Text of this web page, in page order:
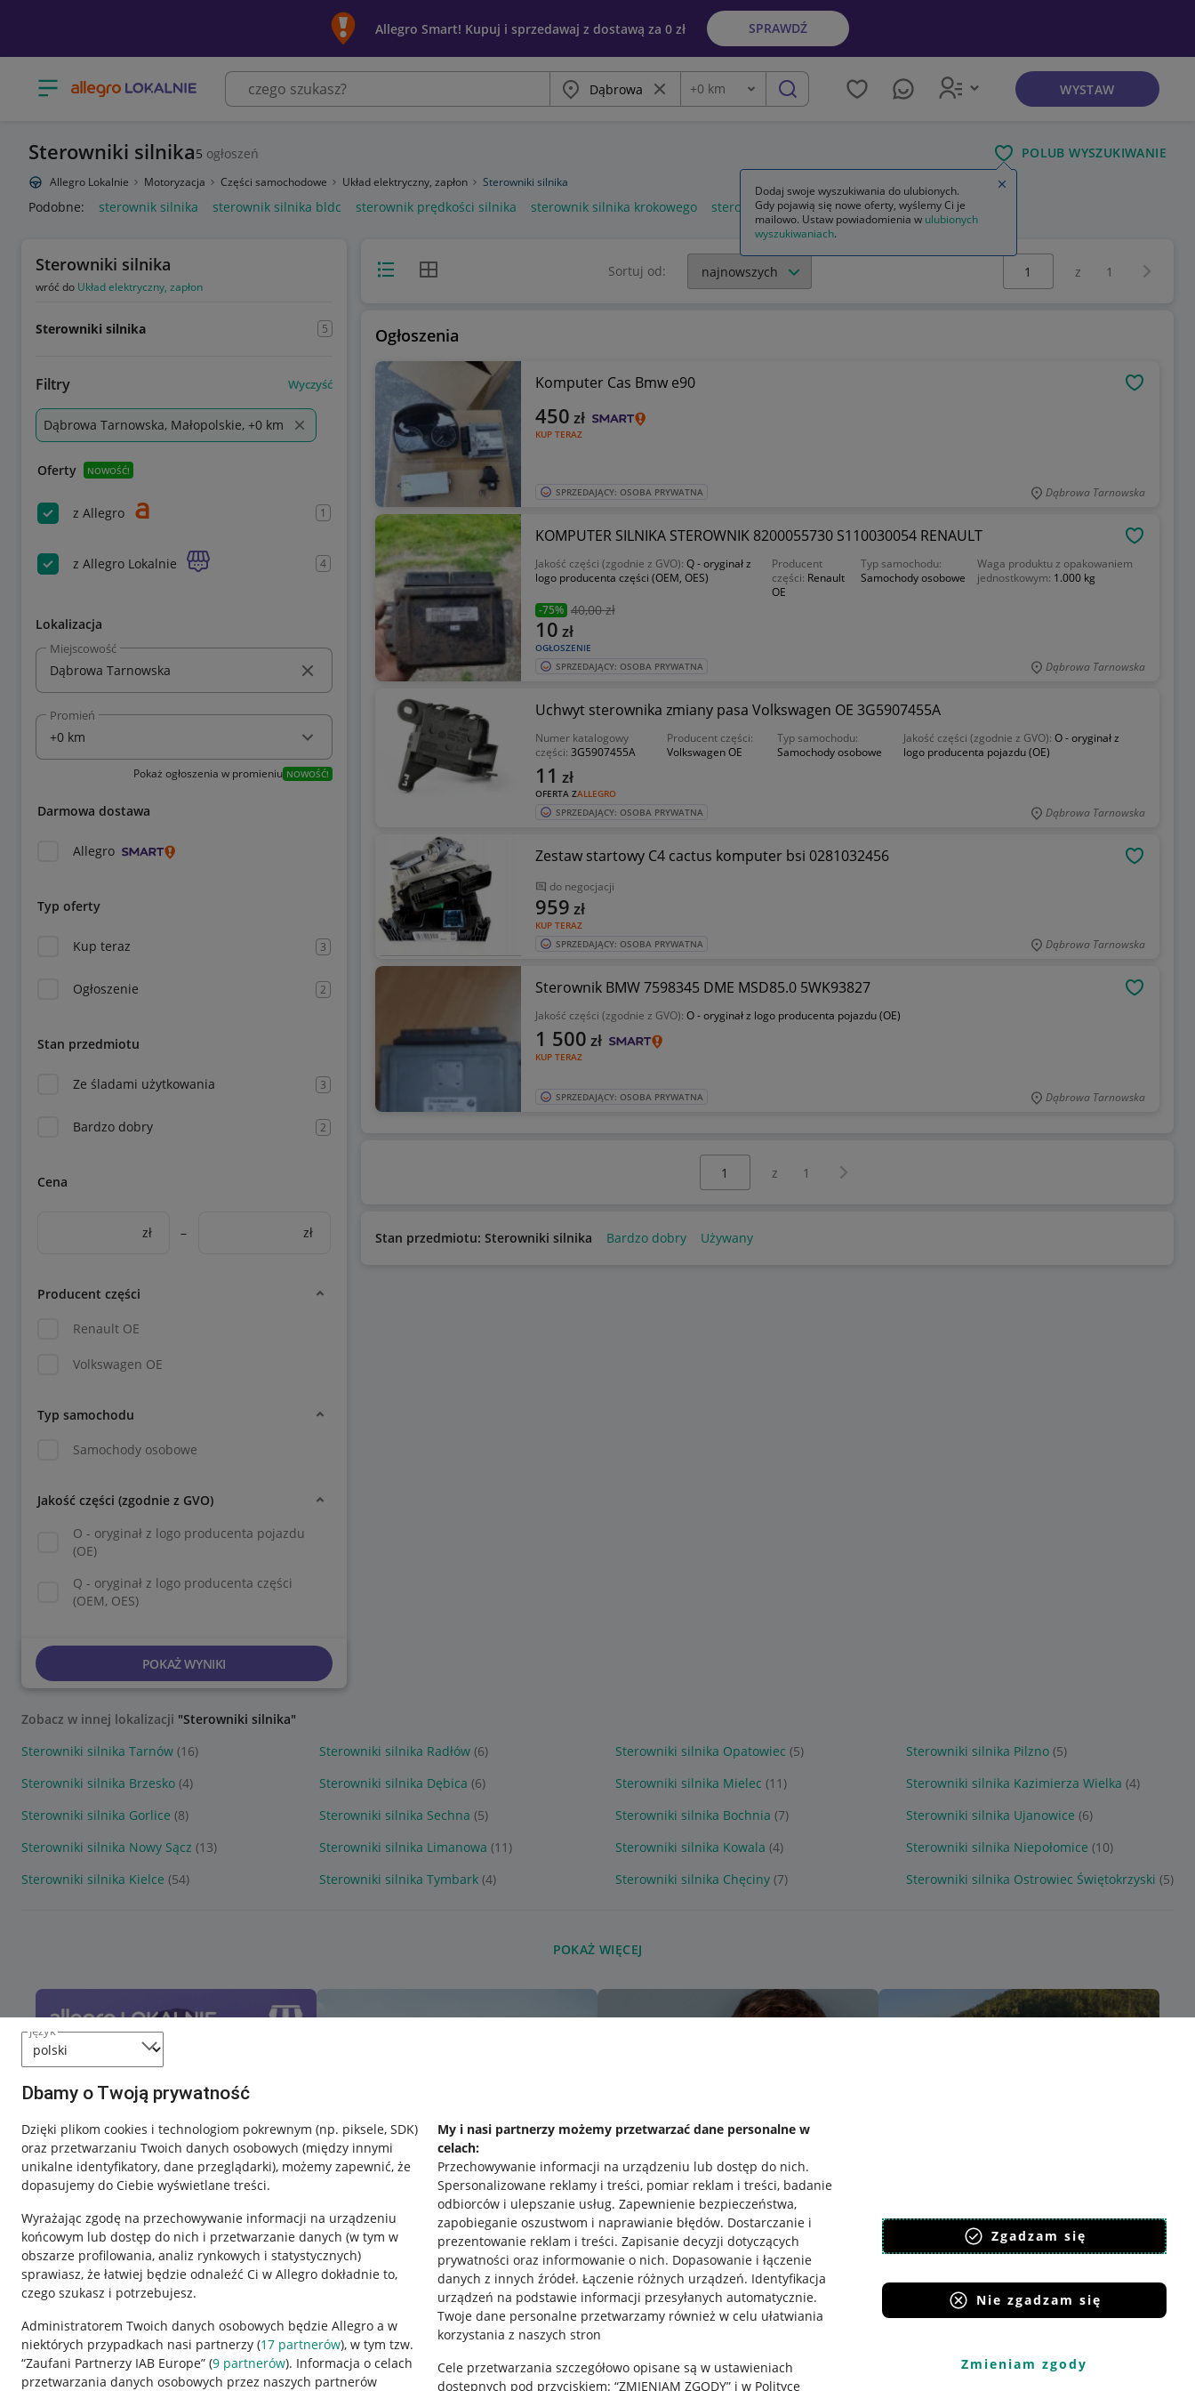
język
Dbamy o Twoją prywatność
Dzięki plikom cookies i technologiom pokrewnym (np. piksele, SDK)
oraz przetwarzaniu Twoich danych osobowych (między innymi
unikalne identyfikatory, dane przeglądarki), możemy zapewnić, że
dopasujemy do Ciebie wyświetlane treści.
Wyrażając zgodę na przechowywanie informacji na urządzeniu
końcowym lub dostęp do nich i przetwarzanie danych (w tym w
obszarze profilowania, analiz rynkowych i statystycznych)
sprawiasz, że łatwiej będzie odnaleźć Ci w Allegro dokładnie to,
czego szukasz i potrzebujesz.
Administratorem Twoich danych osobowych będzie Allegro a w
niektórych przypadkach nasi partnerzy (17 partnerów), w tym tzw.
“Zaufani Partnerzy IAB Europe” (9 partnerów). Informacja o celach
przetwarzania danych osobowych przez naszych partnerów
My i nasi partnerzy możemy przetwarzać dane personalne w
celach:
Przechowywanie informacji na urządzeniu lub dostęp do nich.
Spersonalizowane reklamy i treści, pomiar reklam i treści, badanie
odbiorców i ulepszanie usług. Zapewnienie bezpieczeństwa,
zapobieganie oszustwom i naprawianie błędów. Dostarczanie i
prezentowanie reklam i treści. Zapisanie decyzji dotyczących
prywatności oraz informowanie o nich. Dopasowanie i łączenie
danych z innych źródeł. Łączenie różnych urządzeń. Identyfikacja
urządzeń na podstawie informacji przesyłanych automatycznie.
Twoje dane personalne przetwarzamy również w celu ułatwiania
korzystania z naszych stron
Cele przetwarzania szczegółowo opisane są w ustawieniach
dostępnych pod przyciskiem: “ZMIENIAM ZGODY” i w Polityce
Zgadzam się
Nie zgadzam się
Zmieniam zgody
Allegro Smart! Kupuj i sprzedawaj z dostawą za 0 zł SPRAWDŹ
Otwórz menu z kategoriami Miasto Wyczyść frazę
Odległość
+0 km szukaj WYSTAW
Sterowniki silnika5 ogłoszeń POLUB WYSZUKIWANIE
Allegro Lokalnie Motoryzacja Części samochodowe Układ elektryczny, zapłon Sterowniki silnika
Podobne: sterownik silnika sterownik silnika bldc sterownik prędkości silnika sterownik silnika krokowego sterownik silnika bezszczotkowego
Sterowniki silnika
wróć do Układ elektryczny, zapłon
Sterowniki silnika 5
Filtry Wyczyść
Dąbrowa Tarnowska, Małopolskie, +0 km
Oferty NOWOŚĆ!
z Allegro 1
z Allegro Lokalnie 4
Lokalizacja
Miejscowość
Promień
Pokaż ogłoszenia w promieniu NOWOŚĆ!
Darmowa dostawa
Allegro
Typ oferty
Kup teraz 3
Ogłoszenie 2
Stan przedmiotu
Ze śladami użytkowania 3
Bardzo dobry 2
Cena
zł – zł
Producent części
Renault OE
Volkswagen OE
Typ samochodu
Samochody osobowe
Jakość części (zgodnie z GVO)
O - oryginał z logo producenta pojazdu
(OE)
Q - oryginał z logo producenta części
(OEM, OES)
POKAŻ WYNIKI
Widok listyWidok siatki Sortuj od:
Wybierz stronę:
z 1
Ogłoszenia
Komputer Cas Bmw e90
KUP TERAZ
450 zł
SPRZEDAJĄCY: OSOBA PRYWATNA Dąbrowa Tarnowska
KOMPUTER SILNIKA STEROWNIK 8200055730 S110030054 RENAULT
Jakość części (zgodnie z GVO): Q - oryginał z
logo producenta części (OEM, OES)
Producent
części: Renault
OE
Typ samochodu:
Samochody osobowe
Waga produktu z opakowaniem
jednostkowym: 1.000 kg
-75% 40,00 zł
OGŁOSZENIE
10 zł
SPRZEDAJĄCY: OSOBA PRYWATNA Dąbrowa Tarnowska
Uchwyt sterownika zmiany pasa Volkswagen OE 3G5907455A
Numer katalogowy
części: 3G5907455A
Producent części:
Volkswagen OE
Typ samochodu:
Samochody osobowe
Jakość części (zgodnie z GVO):O - oryginał z
logo producenta pojazdu (OE)
OFERTA ZALLEGRO
11 zł
SPRZEDAJĄCY: OSOBA PRYWATNA Dąbrowa Tarnowska
Zestaw startowy C4 cactus komputer bsi 0281032456
do negocjacji
KUP TERAZ
959 zł
SPRZEDAJĄCY: OSOBA PRYWATNA Dąbrowa Tarnowska
Sterownik BMW 7598345 DME MSD85.0 5WK93827
Jakość części (zgodnie z GVO): O - oryginał z logo producenta pojazdu (OE)
KUP TERAZ
1 500 zł
SPRZEDAJĄCY: OSOBA PRYWATNA Dąbrowa Tarnowska
z 1 Następna strona
Stan przedmiotu: Sterowniki silnika Bardzo dobry Używany
Zobacz w innej lokalizacji "Sterowniki silnika"
Sterowniki silnika Tarnów (16) Sterowniki silnika Radłów (6) Sterowniki silnika Opatowiec (5) Sterowniki silnika Pilzno (5)
Sterowniki silnika Brzesko (4) Sterowniki silnika Dębica (6) Sterowniki silnika Mielec (11) Sterowniki silnika Kazimierza Wielka (4)
Sterowniki silnika Gorlice (8) Sterowniki silnika Sechna (5) Sterowniki silnika Bochnia (7) Sterowniki silnika Ujanowice (6)
Sterowniki silnika Nowy Sącz (13) Sterowniki silnika Limanowa (11) Sterowniki silnika Kowala (4) Sterowniki silnika Niepołomice (10)
Sterowniki silnika Kielce (54) Sterowniki silnika Tymbark (4) Sterowniki silnika Chęciny (7) Sterowniki silnika Ostrowiec Świętokrzyski (5)
POKAŻ WIĘCEJ
Przydatne informacje
Jak to działa
Napisz do nas
Regulamin
Polityka plików "cookies"
Pobierz aplikację
Dodaj swoje wyszukiwania do ulubionych.
Gdy pojawią się nowe oferty, wyślemy Ci je
mailowo. Ustaw powiadomienia w ulubionych
wyszukiwaniach.
Zamknij wskazówkę